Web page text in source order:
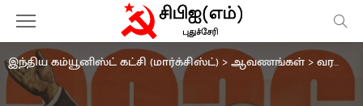
இந்திய கம்யூனிஸ்ட் கட்சி (மார்க்சிஸ்ட்) >ஆவணங்கள் >வரலாறு